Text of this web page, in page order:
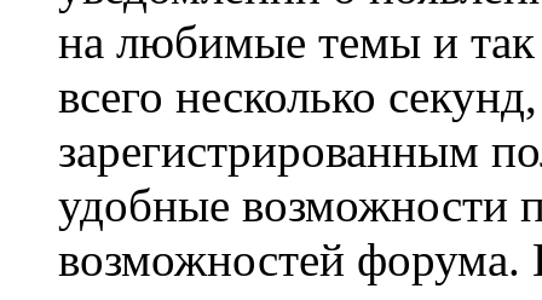
на любимые темы и так
всего несколько
зарегистрированным
удобные возможности
возможностей